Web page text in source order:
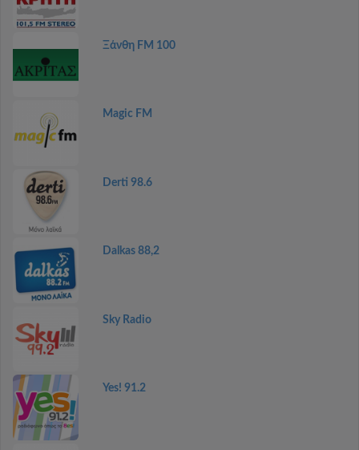
Ξάνθη FM 100
Magic FM
Derti 98.6
Dalkas 88,2
Sky Radio
Yes! 91.2